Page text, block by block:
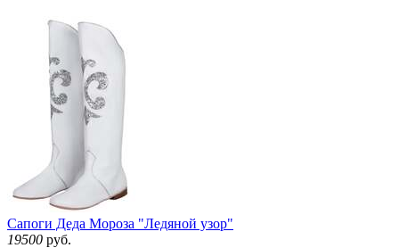
Сапоги Деда Мороза "Ледяной узор"
19500 руб.